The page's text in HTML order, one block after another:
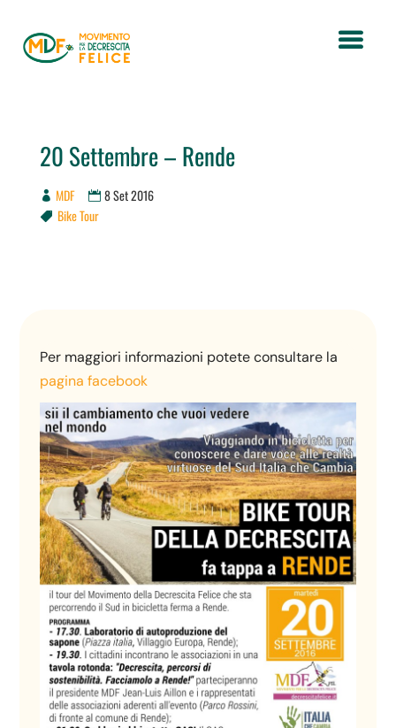
20 Settembre – Rende
MDF 8 Set 2016
 Bike Tour
Per maggiori informazioni potete consultare la
pagina facebook